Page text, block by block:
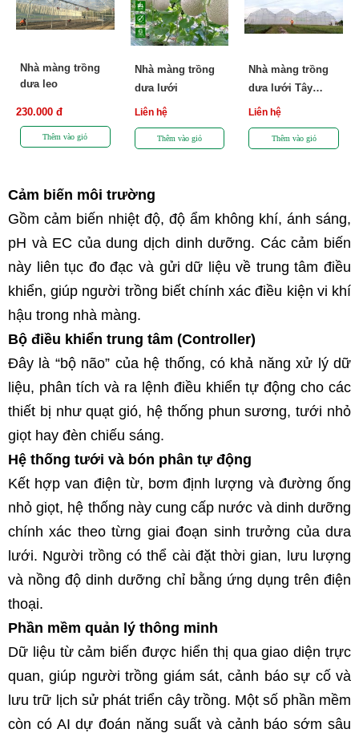
Nhà màng trồng
dưa leo
230.000 đ
Nhà màng trồng
dưa lưới
Liên hệ
Nhà màng trồng
dưa lưới Tây
Ninh
Liên hệ
Cảm biến môi trường
Gồm cảm biến nhiệt độ, độ ẩm không khí, ánh sáng,
pH và EC của dung dịch dinh dưỡng. Các cảm biến
này liên tục đo đạc và gửi dữ liệu về trung tâm điều
khiển, giúp người trồng biết chính xác điều kiện vi khí
hậu trong nhà màng.
Bộ điều khiển trung tâm (Controller)
Đây là “bộ não” của hệ thống, có khả năng xử lý dữ
liệu, phân tích và ra lệnh điều khiển tự động cho các
thiết bị như quạt gió, hệ thống phun sương, tưới nhỏ
giọt hay đèn chiếu sáng.
Hệ thống tưới và bón phân tự động
Kết hợp van điện từ, bơm định lượng và đường ống
nhỏ giọt, hệ thống này cung cấp nước và dinh dưỡng
chính xác theo từng giai đoạn sinh trưởng của dưa
lưới. Người trồng có thể cài đặt thời gian, lưu lượng
và nồng độ dinh dưỡng chỉ bằng ứng dụng trên điện
thoại.
Phần mềm quản lý thông minh
Dữ liệu từ cảm biến được hiển thị qua giao diện trực
quan, giúp người trồng giám sát, cảnh báo sự cố và
lưu trữ lịch sử phát triển cây trồng. Một số phần mềm
còn có AI dự đoán năng suất và cảnh báo sớm sâu